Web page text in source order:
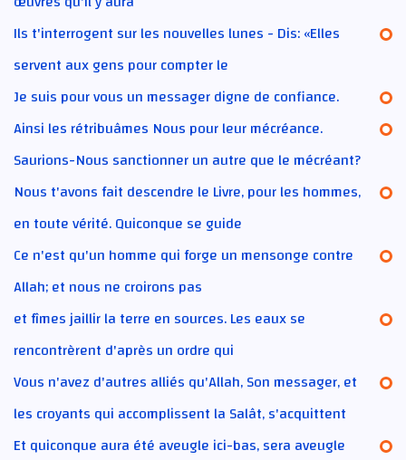
Ils t'interrogent sur les nouvelles lunes - Dis: «Elles
servent aux gens pour compter le
Je suis pour vous un messager digne de confiance.
Ainsi les rétribuâmes Nous pour leur mécréance.
Saurions-Nous sanctionner un autre que le mécréant?
Nous t'avons fait descendre le Livre, pour les hommes,
en toute vérité. Quiconque se guide
Ce n'est qu'un homme qui forge un mensonge contre
Allah; et nous ne croirons pas
et fîmes jaillir la terre en sources. Les eaux se
rencontrèrent d'après un ordre qui
Vous n'avez d'autres alliés qu'Allah, Son messager, et
les croyants qui accomplissent la Salât, s'acquittent
Et quiconque aura été aveugle ici-bas, sera aveugle